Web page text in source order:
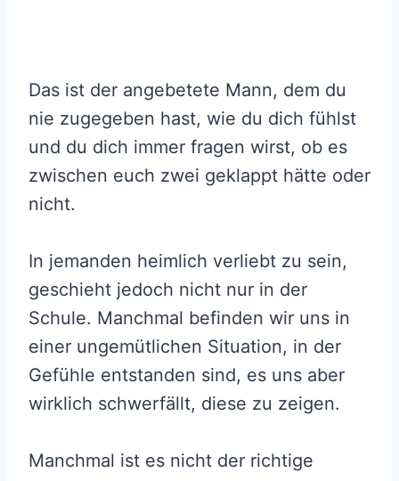
Das ist der angebetete Mann, dem du
nie zugegeben hast, wie du dich fühlst
und du dich immer fragen wirst, ob es
zwischen euch zwei geklappt hätte oder
nicht.
In jemanden heimlich verliebt zu sein,
geschieht jedoch nicht nur in der
Schule. Manchmal befinden wir uns in
einer ungemütlichen Situation, in der
Gefühle entstanden sind, es uns aber
wirklich schwerfällt, diese zu zeigen.
Manchmal ist es nicht der richtige